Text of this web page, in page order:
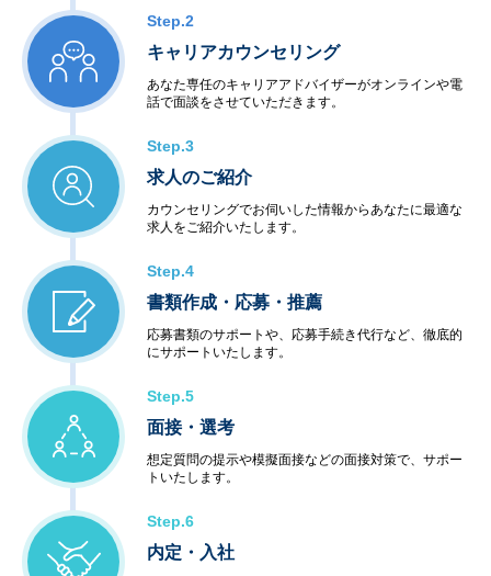
Step.2
キャリアカウンセリング
あなた専任のキャリアアドバイザーがオンラインや電
話で面談をさせていただきます。
Step.3
求人のご紹介
カウンセリングでお伺いした情報からあなたに最適な
求人をご紹介いたします。
Step.4
書類作成・応募・推薦
応募書類のサポートや、応募手続き代行など、徹底的
にサポートいたします。
Step.5
面接・選考
想定質問の提示や模擬面接などの面接対策で、サポー
トいたします。
Step.6
内定・入社